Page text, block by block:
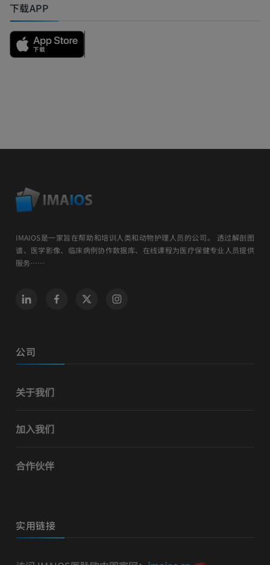
下载APP
IMAIOS是一家旨在帮助和培训人类和动物护理人员的公司。 透过解剖图
谱、医学影像、临床病例协作数据库、在线课程为医疗保健专业人员提供
服务……
公司
关于我们
加入我们
合作伙伴
实用链接